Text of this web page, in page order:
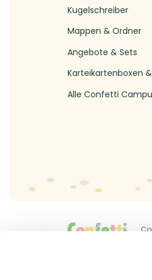
Kugelschreiber
Mappen & Ordner
Angebote & Sets
Karteikartenboxen
Alle Confetti